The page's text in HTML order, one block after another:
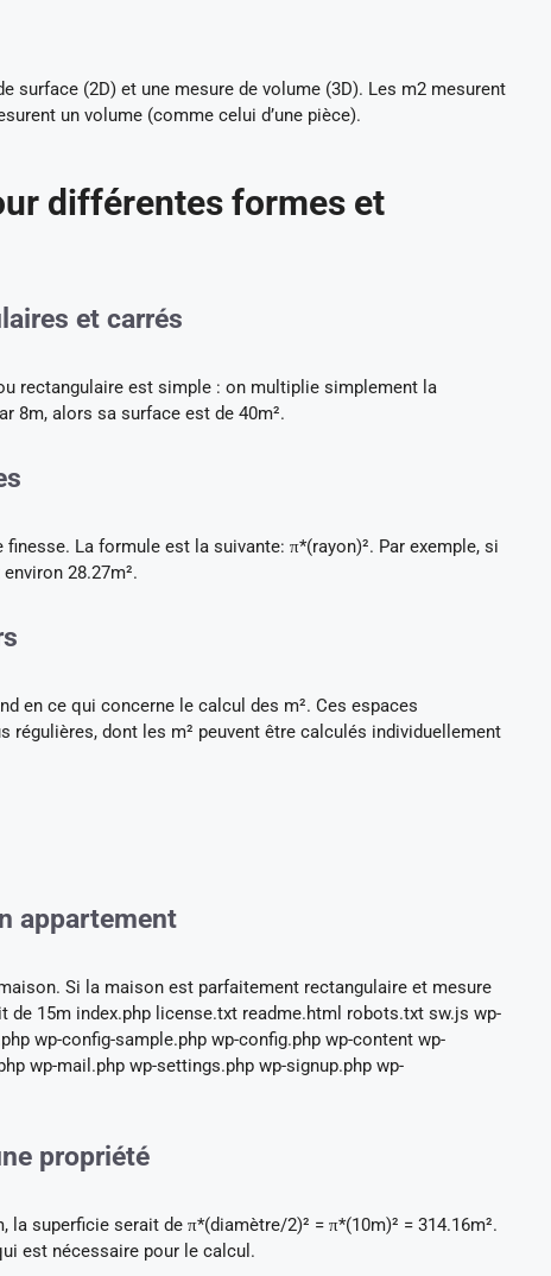
surface (2D) et une mesure de volume (3D). Les m2 mesurent
un volume (comme celui d’une pièce).
différentes formes et
et carrés
rectangulaire est simple : on multiplie simplement la
8m, alors sa surface est de 40m².
La formule est la suivante: π*(rayon)². Par exemple, si
28.27m².
en ce qui concerne le calcul des m². Ces espaces
régulières, dont les m² peuvent être calculés individuellement
appartement
Si la maison est parfaitement rectangulaire et mesure
15m index.php license.txt readme.html robots.txt sw.js wp-
wp-config-sample.php wp-config.php wp-content wp-
wp-mail.php wp-settings.php wp-signup.php wp-
propriété
superficie serait de π*(diamètre/2)² = π*(10m)² = 314.16m².
est nécessaire pour le calcul.